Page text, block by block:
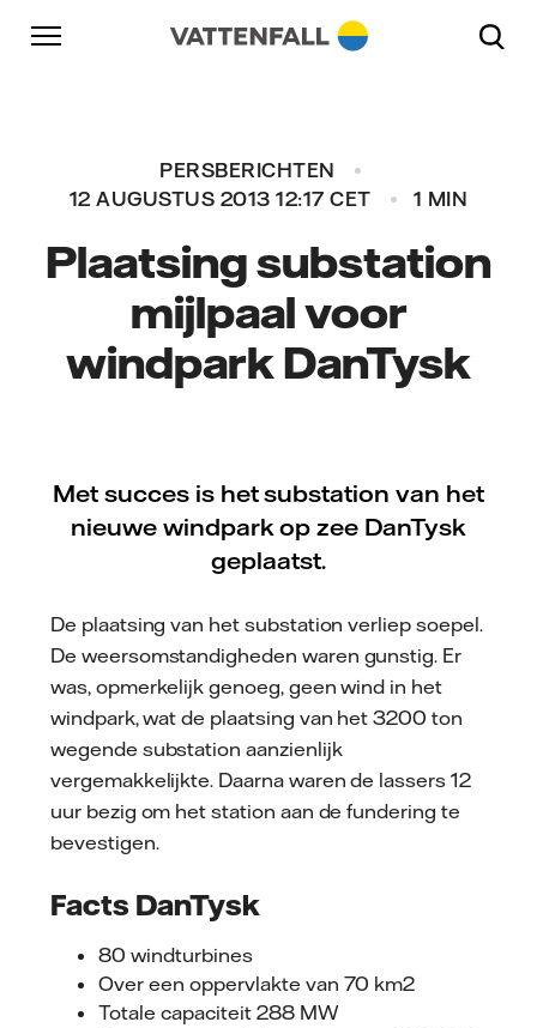
Naar content
Naar hoofdnavigatie
Ga naar footer
PERSBERICHTEN
12 AUGUSTUS 2013 12:17 CET
1 MIN
Plaatsing substation
mijlpaal voor
windpark DanTysk
Met succes is het substation van het
nieuwe windpark op zee DanTysk
geplaatst.
De plaatsing van het substation verliep soepel.
De weersomstandigheden waren gunstig. Er
was, opmerkelijk genoeg, geen wind in het
windpark, wat de plaatsing van het 3200 ton
wegende substation aanzienlijk
vergemakkelijkte. Daarna waren de lassers 12
uur bezig om het station aan de fundering te
bevestigen.
Facts DanTysk
80 windturbines
Over een oppervlakte van 70 km2
Totale capaciteit 288 MW
Naar hoofdnavigatie